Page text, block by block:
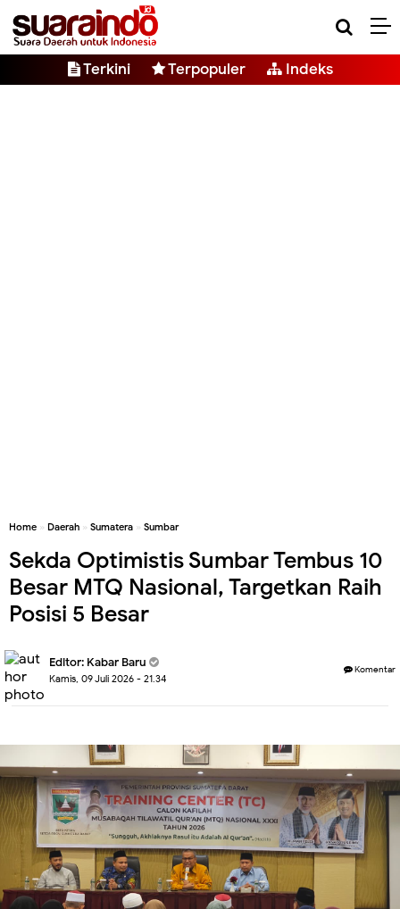
Terkini Terpopuler Indeks
Home » Daerah » Sumatera » Sumbar
Sekda Optimistis Sumbar Tembus 10
Besar MTQ Nasional, Targetkan Raih
Posisi 5 Besar
Editor: Kabar Baru
Kamis, 09 Juli 2026 - 21.34
Komentar